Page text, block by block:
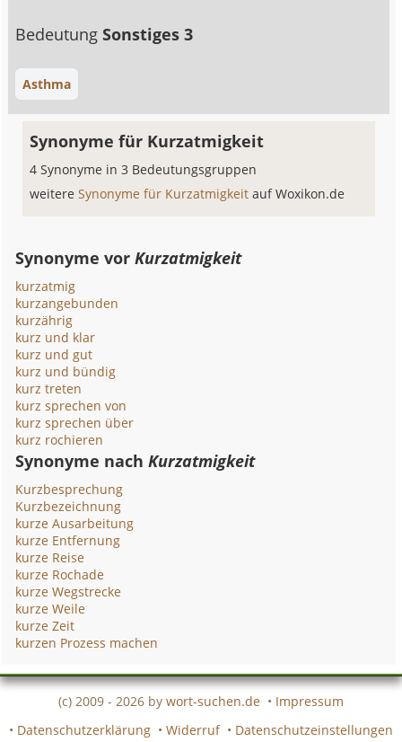
BedeutungSonstiges 3
Asthma
Synonyme für Kurzatmigkeit
4 Synonyme in 3 Bedeutungsgruppen
weitereSynonyme für Kurzatmigkeitauf Woxikon.de
Synonyme vorKurzatmigkeit
kurzatmig
kurzangebunden
kurzährig
kurz und klar
kurz und gut
kurz und bündig
kurz treten
kurz sprechen von
kurz sprechen über
kurz rochieren
Synonyme nachKurzatmigkeit
Kurzbesprechung
Kurzbezeichnung
kurze Ausarbeitung
kurze Entfernung
kurze Reise
kurze Rochade
kurze Wegstrecke
kurze Weile
kurze Zeit
kurzen Prozess machen
(c) 2009 - 2026 by wort-suchen.de • Impressum
• Datenschutzerklärung • Widerruf • Datenschutzeinstellungen